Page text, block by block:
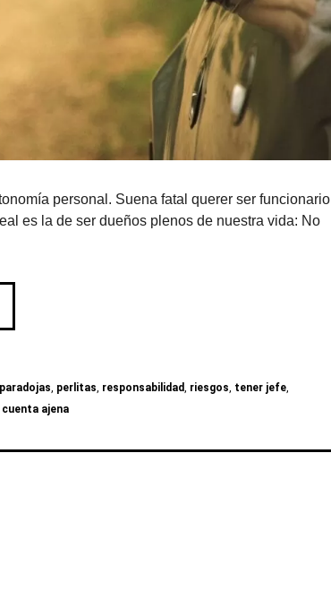
personal. Suena fatal querer ser funcionario
es la de ser dueños plenos de nuestra vida: No
paradojas, perlitas, responsabilidad, riesgos, tener jefe,
ajena